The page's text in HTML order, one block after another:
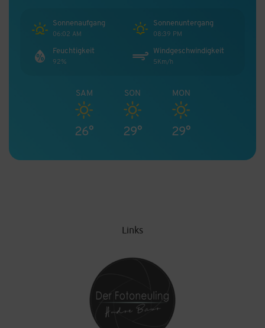
Sonnenaufgang
06:02 AM
Sonnenuntergang
08:39 PM
Feuchtigkeit
92%
Windgeschwindigkeit
5Km/h
SAM
26°
SON
29°
MON
29°
Links